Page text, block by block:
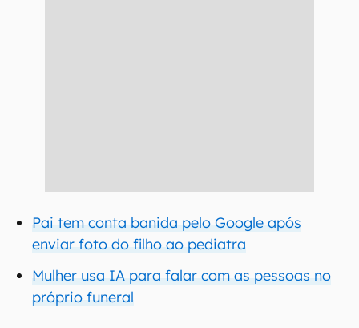
Pai tem conta banida pelo Google após
enviar foto do filho ao pediatra
Mulher usa IA para falar com as pessoas no
próprio funeral